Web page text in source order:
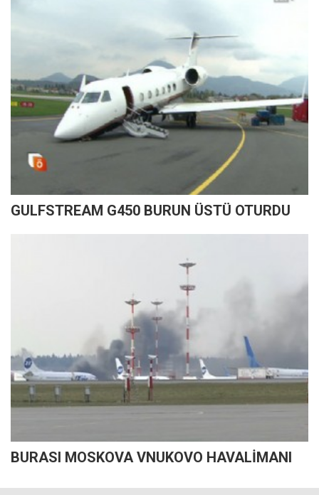
GULFSTREAM G450 BURUN ÜSTÜ OTURDU
BURASI MOSKOVA VNUKOVO HAVALİMANI